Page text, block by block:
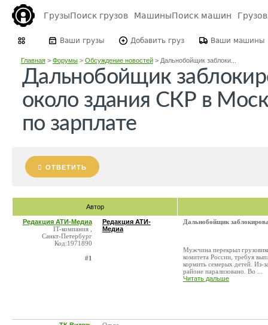
ГрузыПоиск грузов МашиныПоиск машин
Ваши грузы Добавить груз Ваши машины
Главная> Форумы> Обсуждение новостей> Дальнобойщик заблоки...
Дальнобойщик
около здания СКР в
по зарплате
ОТВЕТИТЬ
Автор
Редакция АТИ-Медиа
IT-компания ,
Санкт-Петербург
Код:1971890
#1
Редакция АТИ-
Медиа
Дальнобойщик
Мужчина перекрыл
комитета России, требуя
кормить семерых детей. Из-
районе парализовано. Во ...
Читать дальше